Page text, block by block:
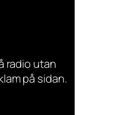
radio utan
på sidan.